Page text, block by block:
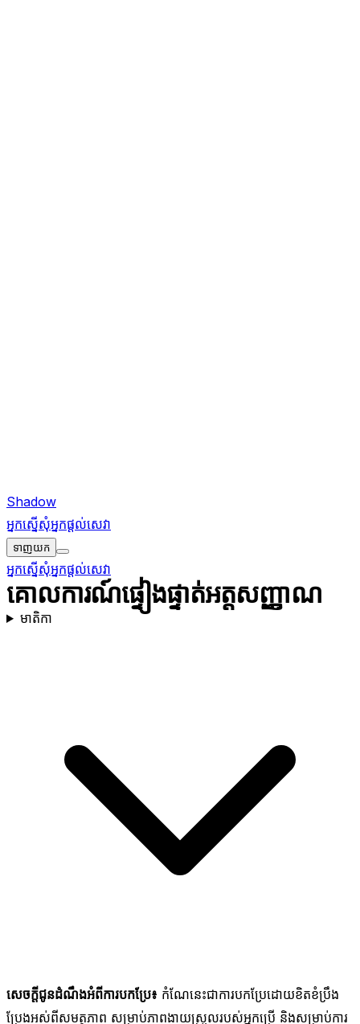
Shadow
អ្នកស្នើសុំអ្នកផ្តល់សេវា
ទាញយក
អ្នកស្នើសុំអ្នកផ្តល់សេវា
គោលការណ៍ផ្ទៀងផ្ទាត់អត្តសញ្ញាណ
មាតិកា
សេចក្តីជូនដំណឹងអំពីការបកប្រែ៖ កំណែនេះជាការបកប្រែដោយខិតខំប្រឹង
ប្រែងអស់ពីសមត្ថភាព សម្រាប់ភាពងាយស្រួលរបស់អ្នកប្រើ និងសម្រាប់ការ